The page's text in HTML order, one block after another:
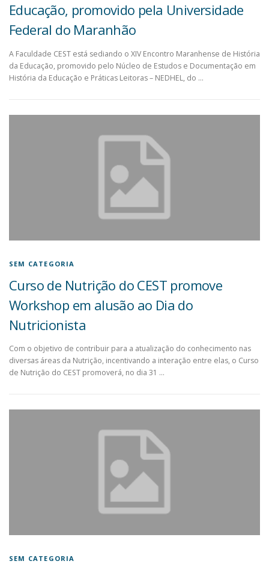
Educação, promovido pela Universidade
Federal do Maranhão
A Faculdade CEST está sediando o XIV Encontro Maranhense de História
da Educação, promovido pelo Núcleo de Estudos e Documentação em
História da Educação e Práticas Leitoras – NEDHEL, do …
SEM CATEGORIA
Curso de Nutrição do CEST promove
Workshop em alusão ao Dia do
Nutricionista
Com o objetivo de contribuir para a atualização do conhecimento nas
diversas áreas da Nutrição, incentivando a interação entre elas, o Curso
de Nutrição do CEST promoverá, no dia 31 …
SEM CATEGORIA